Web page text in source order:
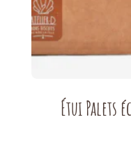
Étui Palets